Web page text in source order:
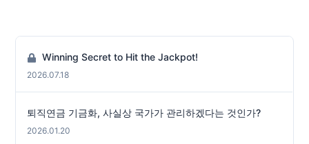
Winning Secret to Hit the Jackpot!
2026.07.18
퇴직연금 기금화, 사실상 국가가 관리하겠다는 것인가?
2026.01.20